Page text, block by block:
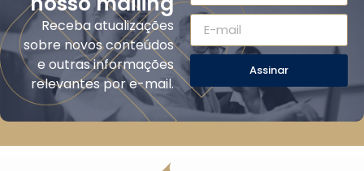
Receba atualizações
sobre novos conteúdos
e outras informações
relevantes por e-mail.
Assinar